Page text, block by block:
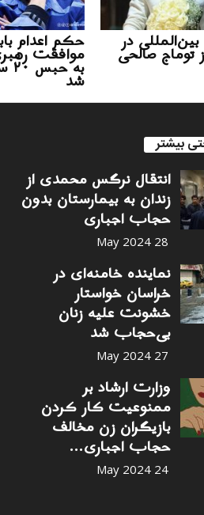
حکم اعدام
موافقت
شد
در
صالحی
بیشتر
انتقال نرگس محمدی از
زندان به بیمارستان بدون
حجاب اجباری
28 May 2024
نماینده خامنه‌ای در
خراسان خواستار
خشونت علیه زنان
بی‌حجاب شد
27 May 2024
وزارت ارشاد بر
ممنوعیت کار کردن
بازیگران زن مخالف
حجاب اجباری...
24 May 2024